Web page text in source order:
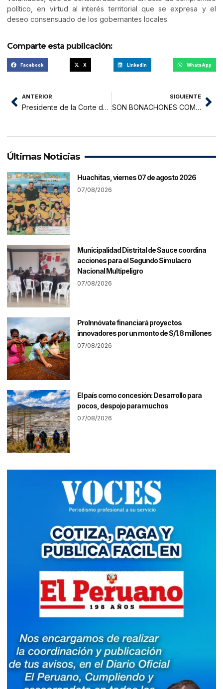
político, en virtud al interés territorial que se expresa y el
deseo consensuado de los gobernantes locales.
Comparte esta publicación:
Facebook X LinkedIn WhatsApp
ANTERIOR
Presidente de la Corte de San Martín verifica trabajos de implementación
SIGUIENTE
SON BONACHONES COMO CANDIDATOS LUEGO SE CORREN COMO AUTORIDADES
Últimas Noticias
Huachitas, viernes 07 de agosto 2026
07/08/2026
Municipalidad Distrital de Sauce coordina
acciones para el Segundo Simulacro
Nacional Multipeligro
07/08/2026
ProInnóvate financiará proyectos
innovadores por un monto de S/1.8 millones
07/08/2026
El país como concesión: Desarrollo para
pocos, despojo para muchos
07/08/2026